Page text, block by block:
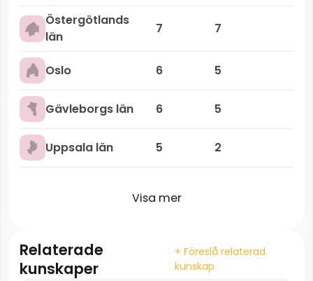
Östergötlands
län
7 7
Oslo 6 5
Gävleborgs län 6 5
Uppsala län 5 2
Visa mer
Relaterade
kunskaper
+ Föreslå relaterad
kunskap